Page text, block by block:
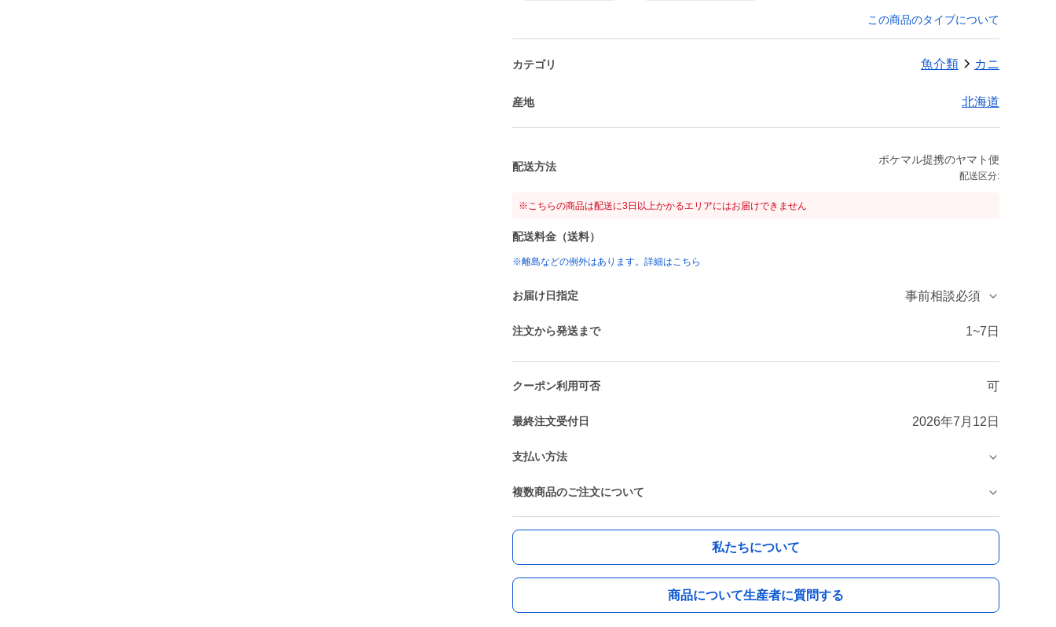
この商品のタイプについて
カテゴリ 魚介類 カニ
産地 北海道
配送方法
ポケマル提携のヤマト便
配送区分:
※こちらの商品は配送に3日以上かかるエリアにはお届けできません
配送料金（送料）
※離島などの例外はあります。詳細はこちら
お届け日指定 事前相談必須
注文から発送まで 1~7日
クーポン利用可否 可
最終注文受付日 2026年7月12日
支払い方法
複数商品のご注文について
私たちについて
商品について生産者に質問する